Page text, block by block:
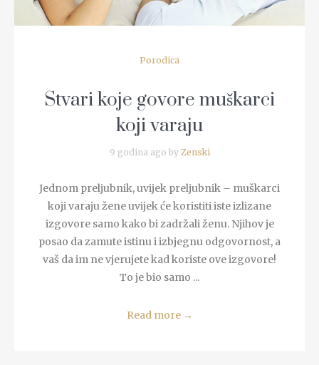
Porodica
Stvari koje govore muškarci
koji varaju
9 godina ago by Zenski
Jednom preljubnik, uvijek preljubnik – muškarci
koji varaju žene uvijek će koristiti iste izlizane
izgovore samo kako bi zadržali ženu. Njihov je
posao da zamute istinu i izbjegnu odgovornost, a
vaš da im ne vjerujete kad koriste ove izgovore!
To je bio samo ...
Read more →